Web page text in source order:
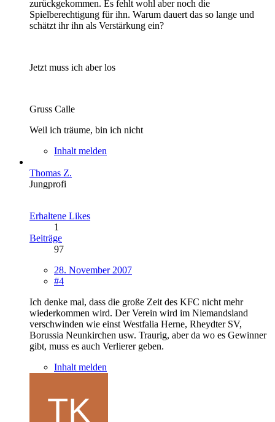
zurückgekommen. Es fehlt wohl aber noch die
Spielberechtigung für ihn. Warum dauert das so lange und
schätzt ihr ihn als Verstärkung ein?
Jetzt muss ich aber los
Gruss Calle
Weil ich träume, bin ich nicht
Inhalt melden
Thomas Z.
Jungprofi
Erhaltene Likes
1
Beiträge
97
28. November 2007
#4
Ich denke mal, dass die große Zeit des KFC nicht mehr
wiederkommen wird. Der Verein wird im Niemandsland
verschwinden wie einst Westfalia Herne, Rheydter SV,
Borussia Neunkirchen usw. Traurig, aber da wo es Gewinner
gibt, muss es auch Verlierer geben.
Inhalt melden